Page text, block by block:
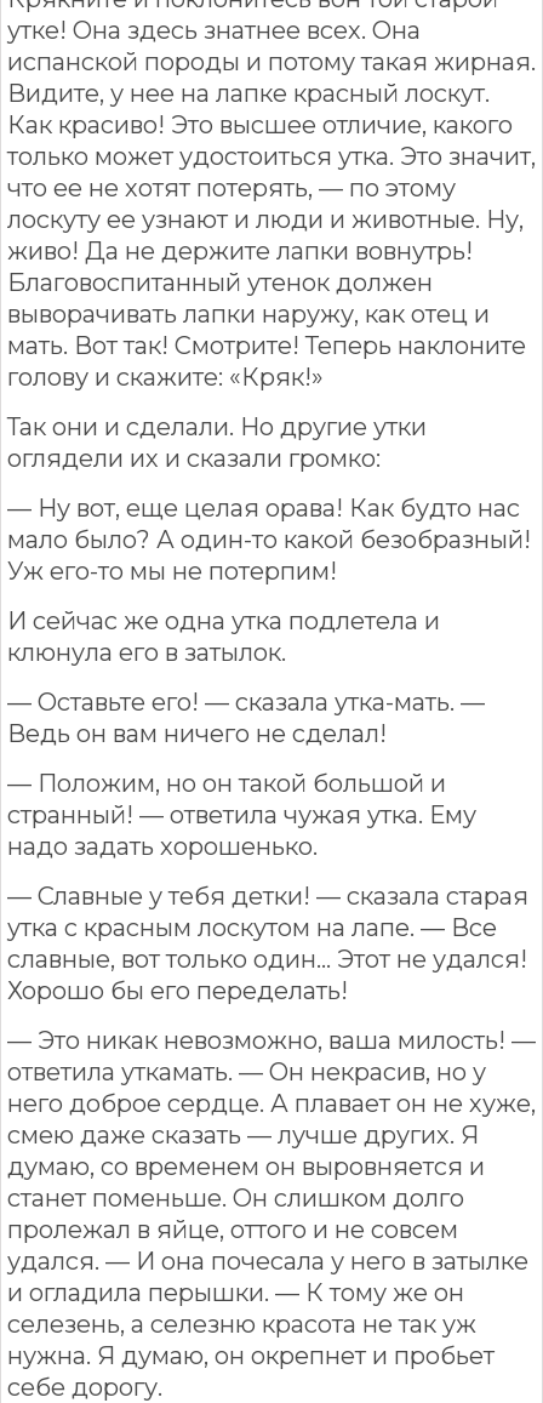
утке! Она здесь знатнее всех. Она
испанской породы и потому такая жирная.
Видите, у нее на лапке красный лоскут.
Как красиво! Это высшее отличие, какого
только может удостоиться утка. Это значит,
что ее не хотят потерять, — по этому
лоскуту ее узнают и люди и животные. Ну,
живо! Да не держите лапки вовнутрь!
Благовоспитанный утенок должен
выворачивать лапки наружу, как отец и
мать. Вот так! Смотрите! Теперь наклоните
голову и скажите: «Кряк!»
Так они и сделали. Но другие утки
оглядели их и сказали громко:
— Ну вот, еще целая орава! Как будто нас
мало было? А один-то какой безобразный!
Уж его-то мы не потерпим!
И сейчас же одна утка подлетела и
клюнула его в затылок.
— Оставьте его! — сказала утка-мать. —
Ведь он вам ничего не сделал!
— Положим, но он такой большой и
странный! — ответила чужая утка. Ему
надо задать хорошенько.
— Славные у тебя детки! — сказала старая
утка с красным лоскутом на лапе. — Все
славные, вот только один... Этот не удался!
Хорошо бы его переделать!
— Это никак невозможно, ваша милость! —
ответила уткамать. — Он некрасив, но у
него доброе сердце. А плавает он не хуже,
смею даже сказать — лучше других. Я
думаю, со временем он выровняется и
станет поменьше. Он слишком долго
пролежал в яйце, оттого и не совсем
удался. — И она почесала у него в затылке
и огладила перышки. — К тому же он
селезень, а селезню красота не так уж
нужна. Я думаю, он окрепнет и пробьет
себе дорогу.